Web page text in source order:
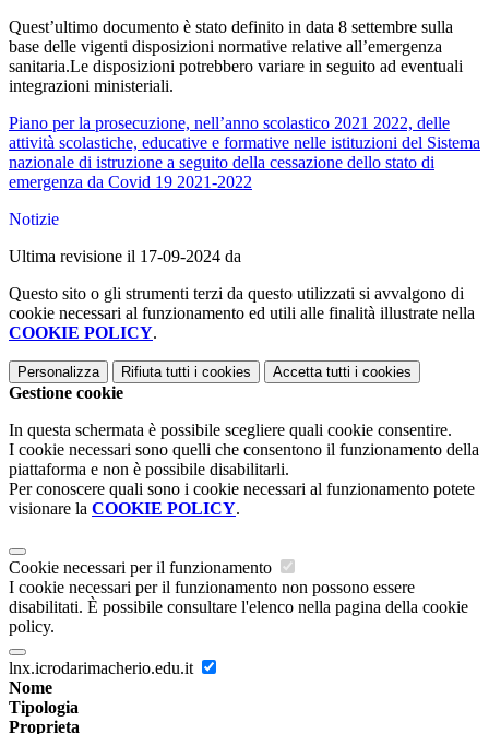
Quest’ultimo documento è stato definito in data 8 settembre sulla
base delle vigenti disposizioni normative relative all’emergenza
sanitaria.Le disposizioni potrebbero variare in seguito ad eventuali
integrazioni ministeriali.
Piano per la prosecuzione, nell’anno scolastico 2021 2022, delle
attività scolastiche, educative e formative nelle istituzioni del Sistema
nazionale di istruzione a seguito della cessazione dello stato di
emergenza da Covid 19 2021-2022
Notizie
Ultima revisione il 17-09-2024 da
Questo sito o gli strumenti terzi da questo utilizzati si avvalgono di
cookie necessari al funzionamento ed utili alle finalità illustrate nella
COOKIE POLICY.
Personalizza Rifiuta tutti i cookies Accetta tutti i cookies
Gestione cookie
In questa schermata è possibile scegliere quali cookie consentire.
I cookie necessari sono quelli che consentono il funzionamento della
piattaforma e non è possibile disabilitarli.
Per conoscere quali sono i cookie necessari al funzionamento potete
visionare la COOKIE POLICY.
Cookie necessari per il funzionamento
I cookie necessari per il funzionamento non possono essere
disabilitati. È possibile consultare l'elenco nella pagina della cookie
policy.
lnx.icrodarimacherio.edu.it
Nome
Tipologia
Proprieta